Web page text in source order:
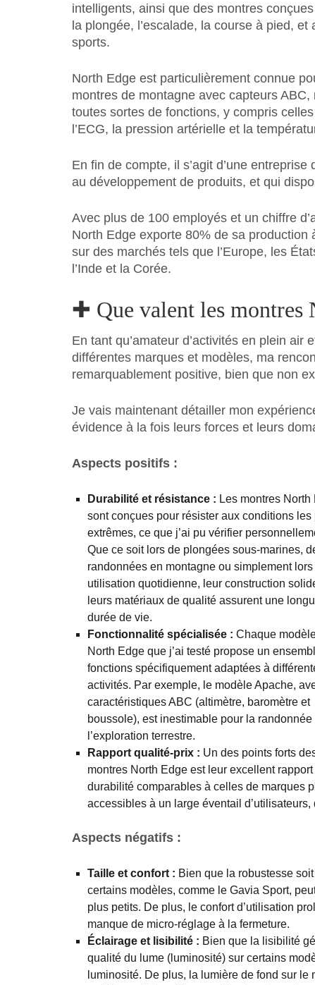
intelligents, ainsi que des montres
la plongée, l’escalade, la course à pied, et
sports.
North Edge est particulièrement connue
montres de montagne avec capteurs
toutes sortes de fonctions, y compris
l’ECG, la pression artérielle et la
En fin de compte, il s’agit d’une
au développement de produits, et qui
Avec plus de 100 employés et un chiffre
North Edge exporte 80% de sa production
sur des marchés tels que l’Europe, les
l’Inde et la Corée.
✚ Que valent les montres
En tant qu’amateur d’activités en plein air
différentes marques et modèles, ma
remarquablement positive, bien que non
Je vais maintenant détailler mon
évidence à la fois leurs forces et leurs
Aspects positifs :
Durabilité et résistance : Les montres North
sont conçues pour résister aux conditions les
extrêmes, ce que j’ai pu vérifier
Que ce soit lors de plongées sous-marines,
randonnées en montagne ou simplement lors
utilisation quotidienne, leur construction
leurs matériaux de qualité assurent une
durée de vie.
Fonctionnalité spécialisée : Chaque
North Edge que j’ai testé propose un
fonctions spécifiquement adaptées à
activités. Par exemple, le modèle Apache,
caractéristiques ABC (altimètre, baromètre et
boussole), est inestimable pour la randonnée
l’exploration terrestre.
Rapport qualité-prix : Un des points forts
montres North Edge est leur excellent
durabilité comparables à celles de marques
accessibles à un large éventail
Aspects négatifs :
Taille et confort : Bien que la robustesse
certains modèles, comme le Gavia Sport,
plus petits. De plus, le confort d’utilisation
manque de micro-réglage à la fermeture.
Éclairage et lisibilité : Bien que la lisibilité
qualité du lume (luminosité) sur certains
luminosité. De plus, la lumière de fond sur